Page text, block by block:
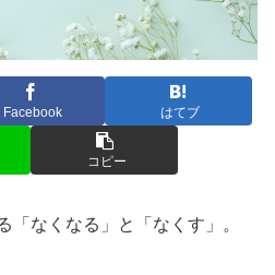
Facebook はてブ
コピー
「なくなる」と「なくす」。